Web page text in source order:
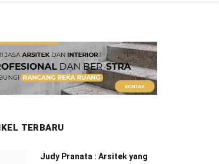
TERBARU
Judy Pranata : Arsitek yang